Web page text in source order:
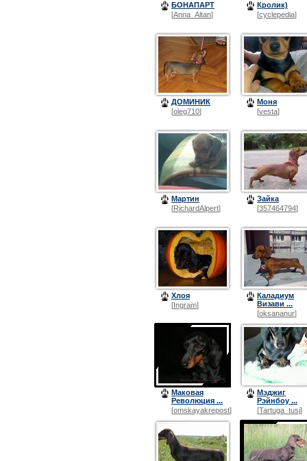
БОНАПАРТ
[Anna_Altan]
Кролик)
[cyclepedia]
ДОМИНИК
[oleg710]
Моня
[vesta]
Мартин
[RichardAlpert]
Зайка
[357464794]
Хлоя
[Ingram]
Каладиум
Визави ...
[oksananur]
Маковая
Революция ...
[omskayakrepost]
Мэджиг
Рэйнбоу ...
[Tartuga_tusj]